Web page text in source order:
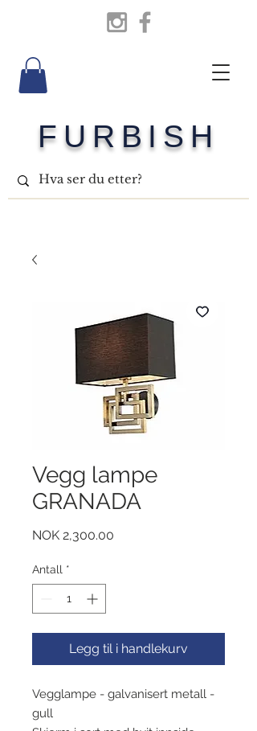
FURBISH
Vegg lampe
GRANADA
NOK 2,300.00
Antall *
Legg til i handlekurv
Vegglampe - galvanisert metall -
gull